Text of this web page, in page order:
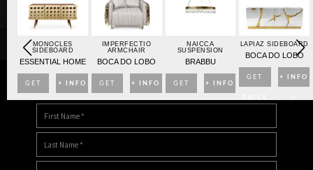
MONOCLES
SIDEBOARD
ESSENTIAL HOME
GET
PRICE
+ INFO
>
IMPERFECTIO
ARMCHAIR
BOCA DO LOBO
GET
PRICE
+ INFO
>
NAICCA
SUSPENSION
BRABBU
GET
PRICE
+ INFO
>
LAPIAZ SIDEBOARD
BOCA DO LOBO
GET + INFO
DOWNLOAD DREAMS TO MANSIONS